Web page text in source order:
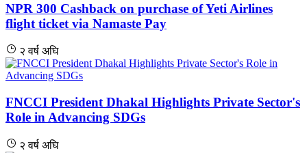
NPR 300 Cashback on purchase of Yeti Airlines
flight ticket via Namaste Pay
२ वर्ष अघि
FNCCI President Dhakal Highlights Private Sector's
Role in Advancing SDGs
२ वर्ष अघि